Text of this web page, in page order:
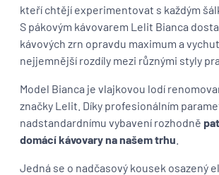
kteří chtějí experimentovat s každým
S pákovým kávovarem Lelit Bianca
kávových zrn opravdu maximum a
nejjemnější rozdíly mezi různými styly
Model Bianca je vlajkovou lodí
značky Lelit. Díky profesionálním
nadstandardnímu vybavení rozhodně
domácí kávovary na našem trhu
Jedná se o nadčasový kousek osazený